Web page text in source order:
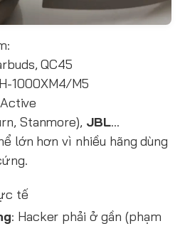
QC45
1000XM4/M5
Stanmore), JBL…
lớn hơn vì nhiều hãng dùng
tế
: Hacker phải ở gần (phạm